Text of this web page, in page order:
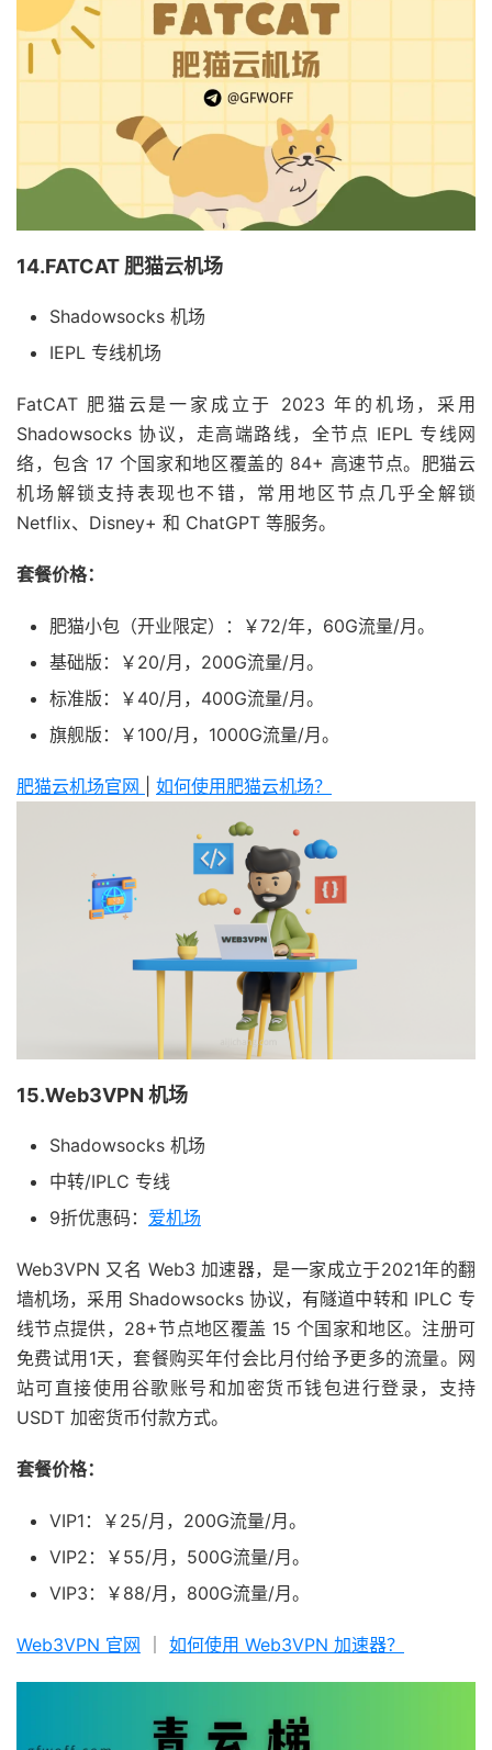
14.FATCAT 肥猫云机场
Shadowsocks 机场
IEPL 专线机场
FatCAT 肥猫云是一家成立于 2023 年的机场，采用
Shadowsocks 协议，走高端路线，全节点 IEPL 专线网
络，包含 17 个国家和地区覆盖的 84+ 高速节点。肥猫云
机场解锁支持表现也不错，常用地区节点几乎全解锁
Netflix、Disney+ 和 ChatGPT 等服务。
套餐价格：
肥猫小包（开业限定）：￥72/年，60G流量/月。
基础版：￥20/月，200G流量/月。
标准版：￥40/月，400G流量/月。
旗舰版：￥100/月，1000G流量/月。
肥猫云机场官网 如何使用肥猫云机场？
15.Web3VPN 机场
Shadowsocks 机场
中转/IPLC 专线
9折优惠码： 爱机场
Web3VPN 又名 Web3 加速器，是一家成立于2021年的翻
墙机场，采用 Shadowsocks 协议，有隧道中转和 IPLC 专
线节点提供，28+节点地区覆盖 15 个国家和地区。注册可
免费试用1天，套餐购买年付会比月付给予更多的流量。网
站可直接使用谷歌账号和加密货币钱包进行登录，支持
USDT 加密货币付款方式。
套餐价格：
VIP1：￥25/月，200G流量/月。
VIP2：￥55/月，500G流量/月。
VIP3：￥88/月，800G流量/月。
Web3VPN 官网 如何使用 Web3VPN 加速器？